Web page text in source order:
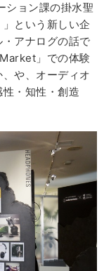
ション課の掛水聖
という新しい企
アナログの話で
」での体験
や、オーディオ
・知性・創造